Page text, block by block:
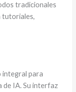
tradicionales
tutoriales,
integral para
de IA. Su interfaz